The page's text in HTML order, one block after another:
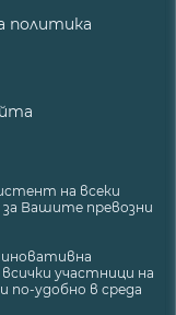
политика
на всеки
Вашите превозни
участници на
по-удобно в среда